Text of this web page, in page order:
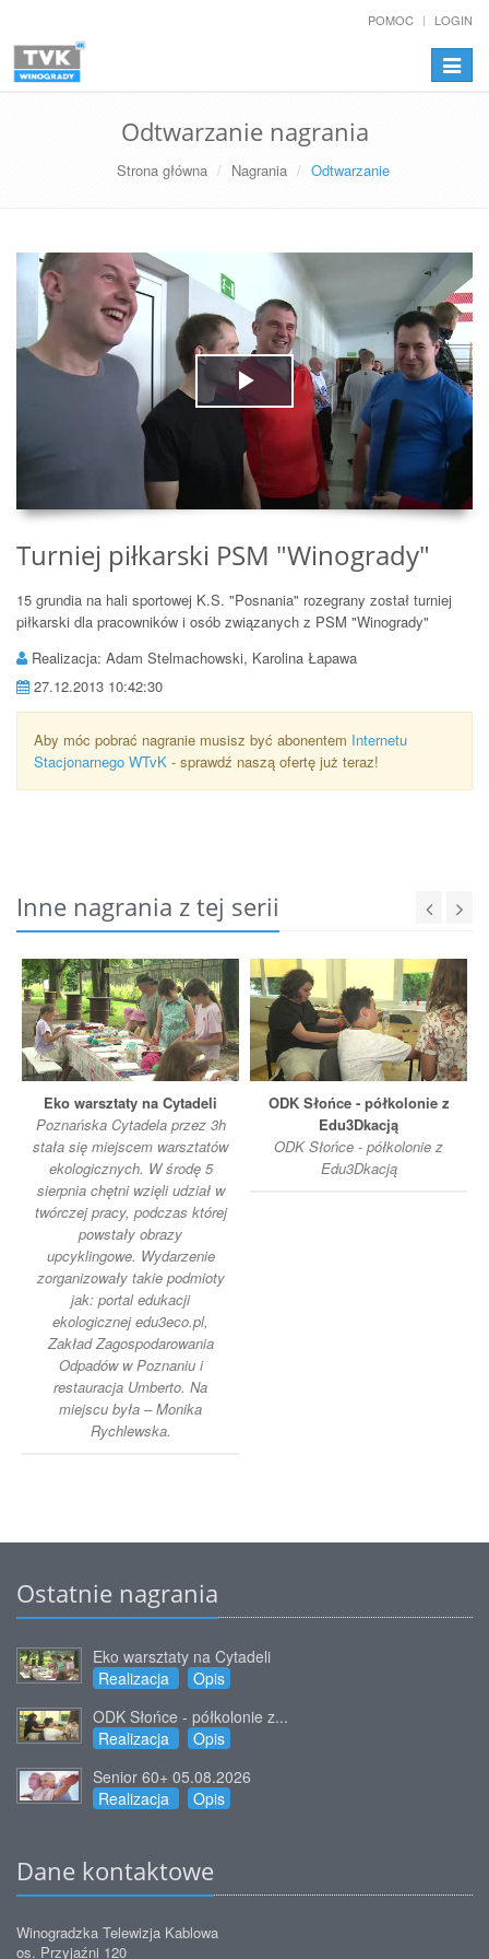
POMOC LOGIN
Odtwarzanie nagrania
Strona główna Nagrania Odtwarzanie
Play
Video
Turniej piłkarski PSM "Winogrady"
15 grundia na hali sportowej K.S. "Posnania" rozegrany został turniej
piłkarski dla pracowników i osób związanych z PSM "Winogrady"
Realizacja: Adam Stelmachowski, Karolina Łapawa
27.12.2013 10:42:30
Aby móc pobrać nagranie musisz być abonentem Internetu
Stacjonarnego WTvK - sprawdź naszą ofertę już teraz!
Inne nagrania z tej serii
Eko warsztaty na Cytadeli
Poznańska Cytadela przez 3h
stała się miejscem warsztatów
ekologicznych. W środę 5
sierpnia chętni wzięli udział w
twórczej pracy, podczas której
powstały obrazy
upcyklingowe. Wydarzenie
zorganizowały takie podmioty
jak: portal edukacji
ekologicznej edu3eco.pl,
Zakład Zagospodarowania
Odpadów w Poznaniu i
restauracja Umberto. Na
miejscu była – Monika
Rychlewska.
ODK Słońce - półkolonie z
Edu3Dkacją
ODK Słońce - półkolonie z
Edu3Dkacją
Ostatnie nagrania
Eko warsztaty na Cytadeli
Realizacja
Opis
ODK Słońce - półkolonie z...
Realizacja
Opis
Senior 60+ 05.08.2026
Realizacja
Opis
Dane kontaktowe
Winogradzka Telewizja Kablowa
os. Przyjaźni 120